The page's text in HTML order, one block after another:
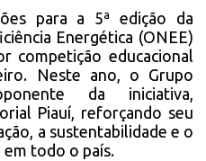
para a 5ª edição da
Energética (ONEE)
competição educacional
Neste ano, o Grupo
da iniciativa,
Piauí, reforçando seu
a sustentabilidade e o
em todo o país.